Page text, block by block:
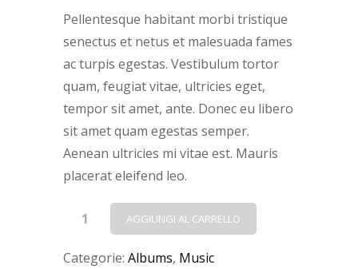
Pellentesque habitant morbi tristique
senectus et netus et malesuada fames
ac turpis egestas. Vestibulum tortor
quam, feugiat vitae, ultricies eget,
tempor sit amet, ante. Donec eu libero
sit amet quam egestas semper.
Aenean ultricies mi vitae est. Mauris
placerat eleifend leo.
Woo
#4
AGGIUNGI AL CARRELLO
Categorie: Albums, Music